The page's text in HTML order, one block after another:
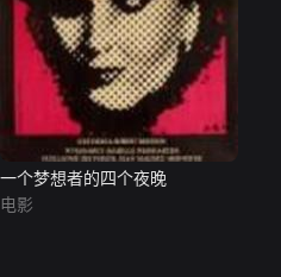
一个梦想者的四个夜晚
电影